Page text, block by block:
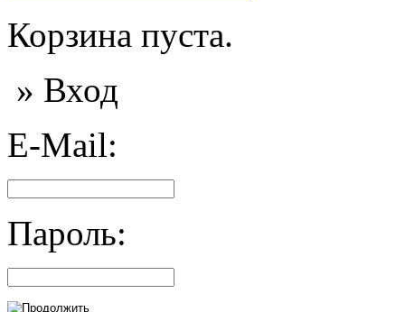
Корзина пуста.
» Вход
E-Mail:
Пароль: